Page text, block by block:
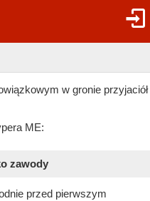
w gronie przyjaciół
ME:
zawody
przed pierwszym